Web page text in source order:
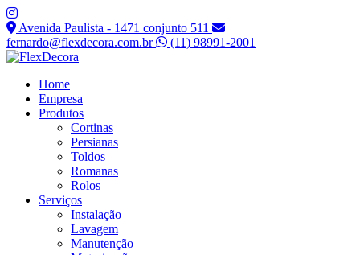
Avenida Paulista - 1471 conjunto 511
fernardo@flexdecora.com.br
(11) 98991-2001
Home
Empresa
Produtos
Cortinas
Persianas
Toldos
Romanas
Rolos
Serviços
Instalação
Lavagem
Manutenção